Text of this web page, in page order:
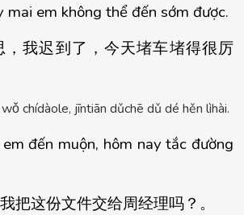
mai em không thể đến sớm được.
，我迟到了，今天堵车堵得很厉
wǒ chídàole, jīntiān dǔchē dǔ dé hěn lìhài.
đến muộn, hôm nay tắc đường
把这份文件交给周经理吗？ 。